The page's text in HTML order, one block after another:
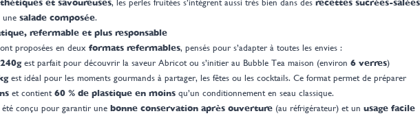
et savoureuses, les perles fruitées s’intègrent aussi très bien dans des recettes sucrées-salées
salade composée.
refermable et plus responsable
proposées en deux formats refermables, pensés pour s’adapter à toutes les envies :
est parfait pour découvrir la saveur Abricot ou s’initier au Bubble Tea maison (environ 6 verres)
est idéal pour les moments gourmands à partager, les fêtes ou les cocktails. Ce format permet de préparer
et contient 60 % de plastique en moinsqu’un conditionnement en seau classique.
été conçu pour garantir une bonne conservation après ouverture(au réfrigérateur) et un usage facile